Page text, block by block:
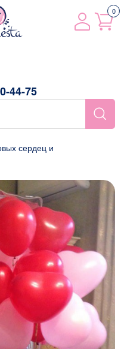
44-75
0
сердец и